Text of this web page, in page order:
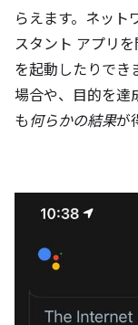
らえます。ネット
スタント アプリ
を起動したりでき
場合や、目的を達
も 何らかの結果が